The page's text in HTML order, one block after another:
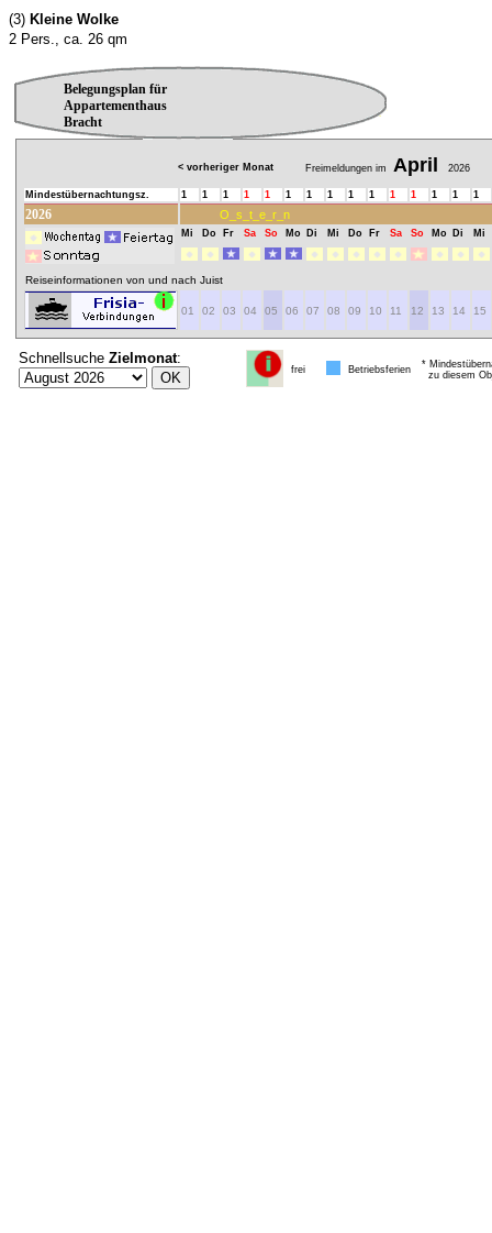
(3) Kleine Wolke
2 Pers., ca. 26 qm
Belegungsplan für
Appartementhaus
Bracht
< vorheriger Monat Freimeldungen im April 2026
Mindestübernachtungsz. 1 1 1 1 1 1 1 1 1 1 1 1 1 1 1
2026 O_s_t_e_r_n
Mi Do Fr Sa So Mo Di Mi Do Fr Sa So Mo Di Mi
Reiseinformationen von und nach Juist
01 02 03 04 05 06 07 08 09 10 11 12 13 14 15
Schnellsuche Zielmonat:
frei Betriebsferien
*
zu diesem